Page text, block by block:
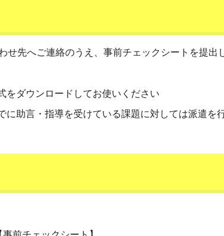
せ先へご連絡のうえ、事前チェックシートを提出
をダウンロードしてお使いください
助言・指導を受けている課題に対しては派遣を